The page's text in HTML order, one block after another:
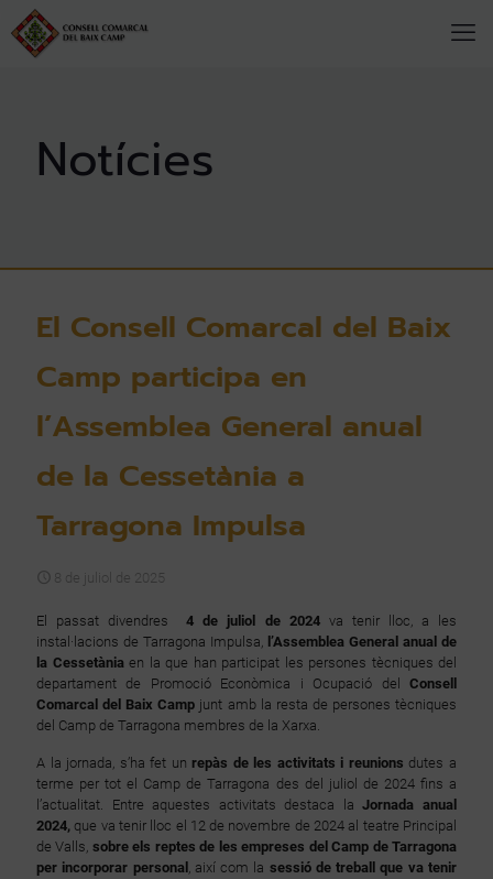
El Consell Comarcal del Baix
Camp participa en
l’Assemblea General anual
de la Cessetània a
Tarragona Impulsa
8 de juliol de 2025
El passat divendres4 de juliol de 2024va tenir lloc, a les
instal·lacions de Tarragona Impulsa, l’Assemblea General anual de
la Cessetàniaen la que han participat les persones tècniques del
departament de Promoció Econòmica i Ocupació del Consell
Comarcal del Baix Camp junt amb la resta de persones tècniques
del Camp de Tarragona membres de la Xarxa.
A la jornada, s’ha fet un repàs de les activitats i reunions dutes a
terme per tot el Camp de Tarragona des del juliol de 2024 fins a
l’actualitat. Entre aquestes activitats destaca laJornada anual
2024, que va tenir lloc el 12 de novembre de 2024 al teatre Principal
de Valls, sobre els reptes de les empreses del Camp de Tarragona
per incorporar personal , així com la sessió de treball que va tenir